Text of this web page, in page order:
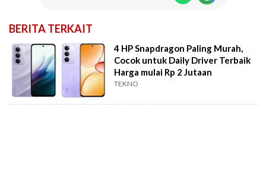
BERITA TERKAIT
4 HP Snapdragon Paling Murah,
Cocok untuk Daily Driver Terbaik
Harga mulai Rp 2 Jutaan
TEKNO